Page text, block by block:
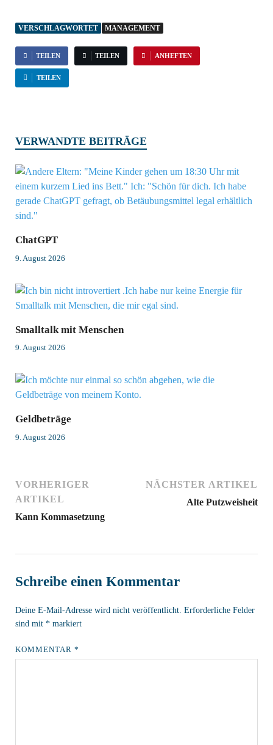
VERSCHLAGWORTET MANAGEMENT
TEILEN TEILEN ANHEFTEN
TEILEN
VERWANDTE BEITRÄGE
ChatGPT
9. August 2026
Smalltalk mit Menschen
9. August 2026
Geldbeträge
9. August 2026
VORHERIGER
ARTIKEL
Kann Kommasetzung
NÄCHSTER ARTIKEL
Alte Putzweisheit
Schreibe einen Kommentar
Deine E-Mail-Adresse wird nicht veröffentlicht. Erforderliche Felder
sind mit * markiert
KOMMENTAR*